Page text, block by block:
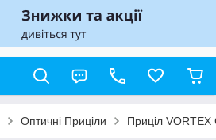
Оптичні Приціли Приціл